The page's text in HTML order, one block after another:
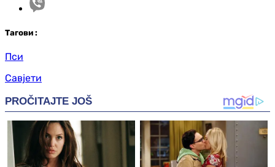
Тагови :
Пси
Савјети